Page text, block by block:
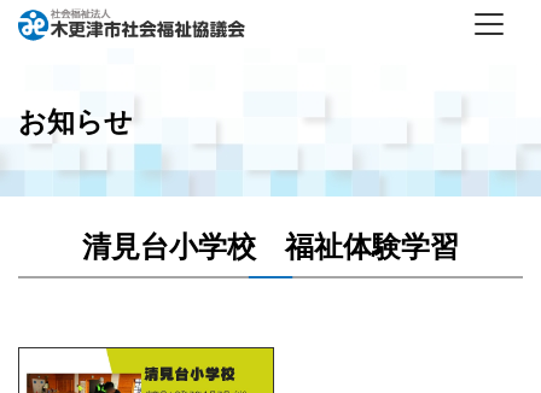
お知らせ
清見台小学校 福祉体験学習